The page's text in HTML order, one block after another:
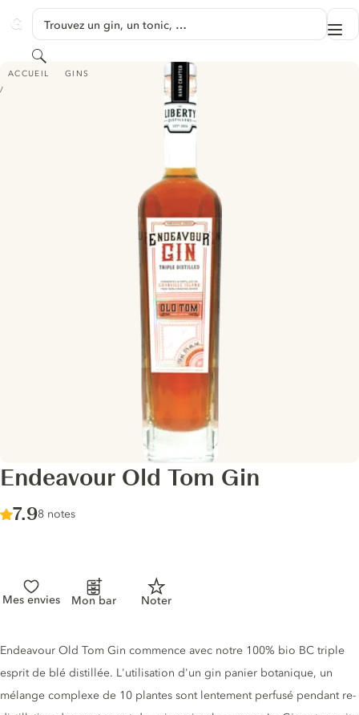
GINVENTORY
Trouvez un gin, un tonic, …
Rechercher
ACCUEIL GINS
ENDEAVOUR OLD TOM GIN
Endeavour Old Tom Gin
Score :
7.9/ 10
8 notes
Mes envies Mon bar Noter
Description du gin
Endeavour Old Tom Gin commence avec notre 100% bio BC triple
esprit de blé distillée. L'utilisation d'un gin panier botanique, un
mélange complexe de 10 plantes sont lentement perfusé pendant re-